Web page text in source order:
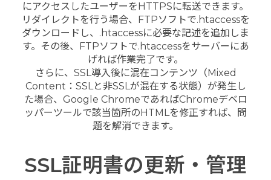
にアクセスしたユーザーをHTTPSに転送できます。
リダイレクトを行う場合、FTPソフトで.htaccessを
ダウンロードし、.htaccessに必要な記述を追加しま
す。その後、FTPソフトで.htaccessをサーバーにあ
げれば作業完了です。
さらに、SSL導入後に混在コンテンツ（Mixed
Content：SSLと非SSLが混在する状態）が発生し
た場合、Google ChromeであればChromeデベロ
ッパーツールで該当箇所のHTMLを修正すれば、問
題を解消できます。
SSL証明書の更新・管理